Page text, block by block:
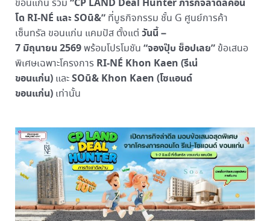
ขอนแก่น ร่วม “CP LAND Deal Hunter ภารกิจล่าดีลคอน
โด RI-NÉ และ SOū&”ที่บูธกิจกรรม ชั้น G ศูนย์การค้า
เซ็นทรัล ขอนแก่น แคมปัส ตั้งแต่ วันนี้ –
7 มิถุนายน 2569พร้อมโปรโมชัน “จองปุ๊บ ช็อปเลย”ข้อเสนอ
พิเศษเฉพาะโครงการ RI-NÉ Khon Kaen (รีเน่
ขอนแก่น)และSOū& Khon Kaen (โซแอนด์
ขอนแก่น)เท่านั้น